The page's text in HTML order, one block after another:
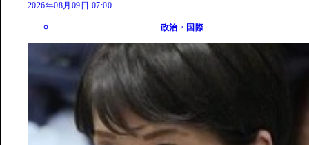
2026年08月09日 07:00
政治・国際